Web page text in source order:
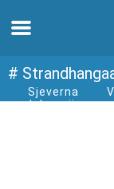
Thuis
#
Sjeverna
dalmacija